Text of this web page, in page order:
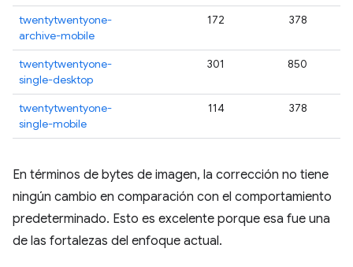
twentytwentyone-
archive-mobile
172 378
twentytwentyone-
single-desktop
301 850
twentytwentyone-
single-mobile
114 378
En términos de bytes de imagen, la corrección no tiene
ningún cambio en comparación con el comportamiento
predeterminado. Esto es excelente porque esa fue una
de las fortalezas del enfoque actual.